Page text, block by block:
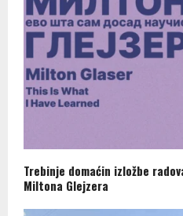
Trebinje domaćin izložbe
Miltona Glejzera